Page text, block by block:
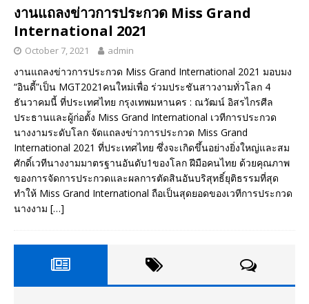
งานแถลงข่าวการประกวด Miss Grand
International 2021
October 7, 2021 admin
งานแถลงข่าวการประกวด Miss Grand International 2021 มอบมง
“อินดี้”เป็น MGT2021คนใหม่เพื่อ ร่วมประชันสาวงามทั่วโลก 4
ธันวาคมนี้ ที่ประเทศไทย กรุงเทพมหานคร : ณวัฒน์ อิสรไกรศีล
ประธานและผู้ก่อตั้ง Miss Grand International เวทีการประกวด
นางงามระดับโลก จัดแถลงข่าวการประกวด Miss Grand
International 2021 ที่ประเทศไทย ซึ่งจะเกิดขึ้นอย่างยิ่งใหญ่และสม
ศักดิ์เวทีนางงามมาตรฐานอันดับ1ของโลก ฝีมือคนไทย ด้วยคุณภาพ
ของการจัดการประกวดและผลการตัดสินอันบริสุทธิ์ยุติธรรมที่สุด
ทำให้ Miss Grand International ถือเป็นสุดยอดของเวทีการประกวด
นางงาม […]